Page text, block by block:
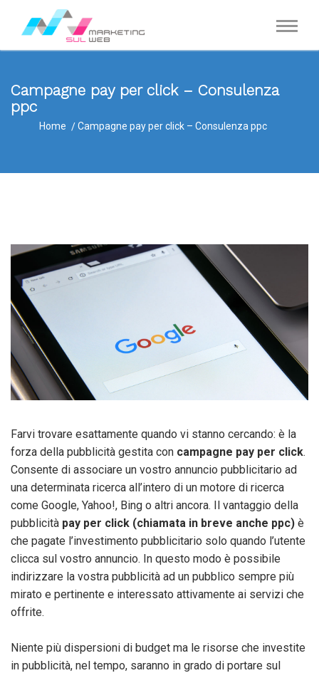
Campagne pay per click – Consulenza
ppc
Home Campagne pay per click – Consulenza ppc
Farvi trovare esattamente quando vi stanno cercando: è la
forza della pubblicità gestita con campagne pay per click.
Consente di associare un vostro annuncio pubblicitario ad
una determinata ricerca all’intero di un motore di ricerca
come Google, Yahoo!, Bing o altri ancora. Il vantaggio della
pubblicità pay per click (chiamata in breve anche ppc) è
che pagate l’investimento pubblicitario solo quando l’utente
clicca sul vostro annuncio. In questo modo è possibile
indirizzare la vostra pubblicità ad un pubblico sempre più
mirato e pertinente e interessato attivamente ai servizi che
offrite.
Niente più dispersioni di budget ma le risorse che investite
in pubblicità, nel tempo, saranno in grado di portare sul